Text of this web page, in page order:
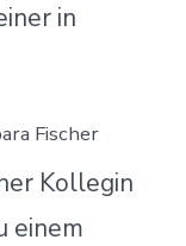
in
Kollegin
einem